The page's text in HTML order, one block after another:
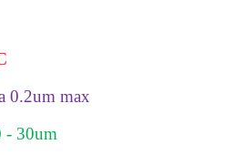
0.2um max
- 30um